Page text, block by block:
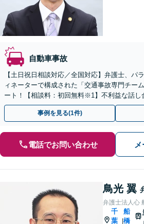
自動車事故
【土日祝日相談対応／全国対応】弁護士、パ
ィネーターで構成された「交通事故専門チー
ート！【相談料：初回無料※1】不利益な話し
ぐ相談！
事例を見る(1件)
電話でお問い合わせ
鳥光 翼
弁護士法人心
千
葉 |
船
橋